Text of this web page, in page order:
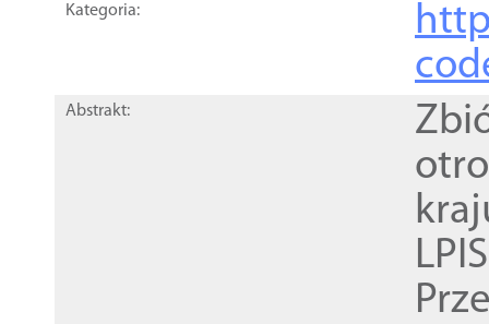
Kategoria:
Abstrakt: